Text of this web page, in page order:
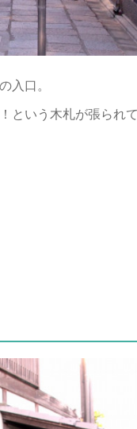
入口。
という木札が張られて